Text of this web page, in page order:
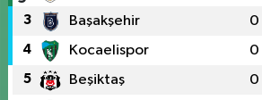
3 Başakşehir 0
4 Kocaelispor 0
5 Beşiktaş 0